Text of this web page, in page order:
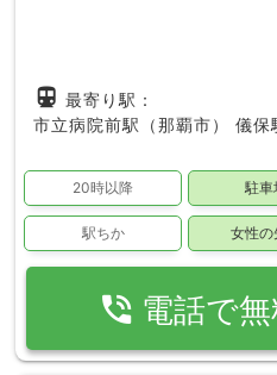
directions_subway 最寄り駅：
市立病院前駅（那覇市）
儀保
20時以降 駐車
駅ちか 女性の
phone_in_talk 電話で